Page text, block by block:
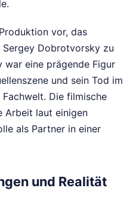
vor, das
Dobrotvorsky zu
war eine prägende Figur
und sein Tod im
Die filmische
Arbeit laut einigen
als Partner in einer
und Realität